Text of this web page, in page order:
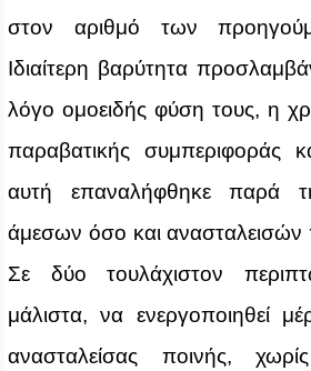
στον αριθμό των
Ιδιαίτερη βαρύτητα
λόγο ομοειδής φύση τους, η
παραβατικής συμπεριφοράς
αυτή επαναλήφθηκε παρά
άμεσων όσο και ανασταλεισών
Σε δύο τουλάχιστον
μάλιστα, να ενεργοποιηθεί
ανασταλείσας ποινής,